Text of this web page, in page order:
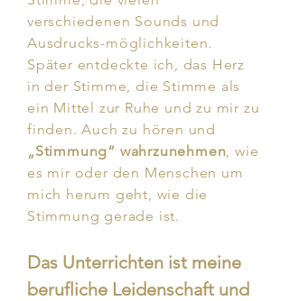
verschiedenen Sounds und
Ausdrucks-möglichkeiten.
Später entdeckte ich, das Herz
in der Stimme, die Stimme als
ein Mittel zur Ruhe und zu mir zu
finden. Auch zu hören und
„Stimmung“ wahrzunehmen, wie
es mir oder den Menschen um
mich herum geht, wie die
Stimmung gerade ist.
Das Unterrichten ist meine
berufliche Leidenschaft und